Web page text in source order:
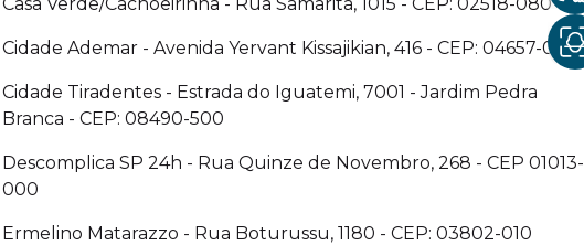
Cidade Ademar - Avenida Yervant Kissajikian, 416 - CEP: 04657-000
Cidade Tiradentes - Estrada do Iguatemi, 7001 - Jardim Pedra
Branca - CEP: 08490-500
Descomplica SP 24h - Rua Quinze de Novembro, 268 - CEP 01013-
000
Ermelino Matarazzo - Rua Boturussu, 1180 - CEP: 03802-010